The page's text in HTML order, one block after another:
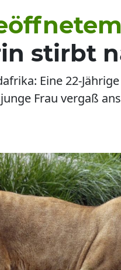
stirbt
Eine 22-
Frau vergaß